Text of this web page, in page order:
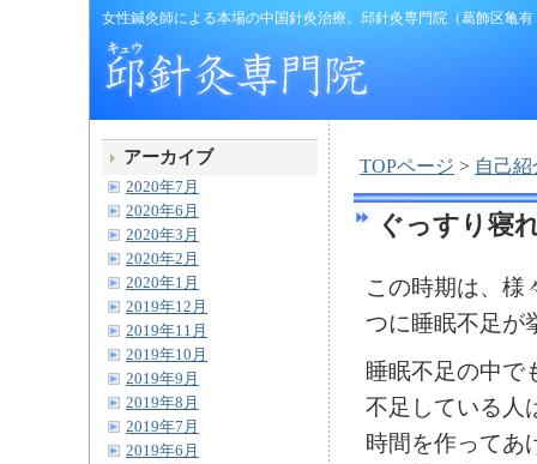
女性鍼灸師による本場の中国針灸治療。邱針灸専門院（葛飾区亀
TOPページ > 自己紹
ぐっすり寝
この時期は、様
つに睡眠不足が
睡眠不足の中で
不足している人
時間を作ってあ
アーカイブ
2020年7月
2020年6月
2020年3月
2020年2月
2020年1月
2019年12月
2019年11月
2019年10月
2019年9月
2019年8月
2019年7月
2019年6月